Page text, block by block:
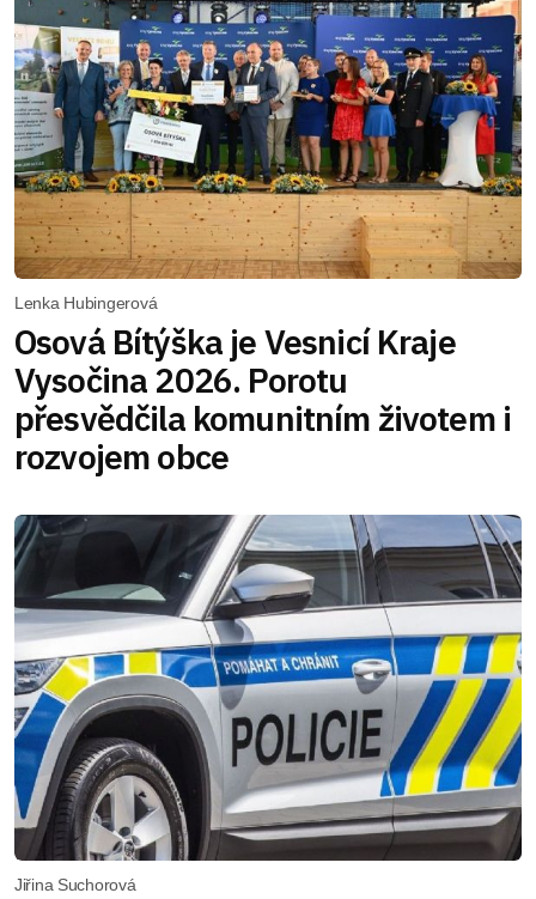
Lenka Hubingerová
Osová Bítýška je Vesnicí Kraje
Vysočina 2026. Porotu
přesvědčila komunitním životem i
rozvojem obce
Jiřina Suchorová